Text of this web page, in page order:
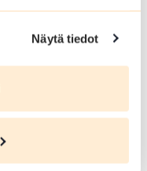
Näytä tiedot